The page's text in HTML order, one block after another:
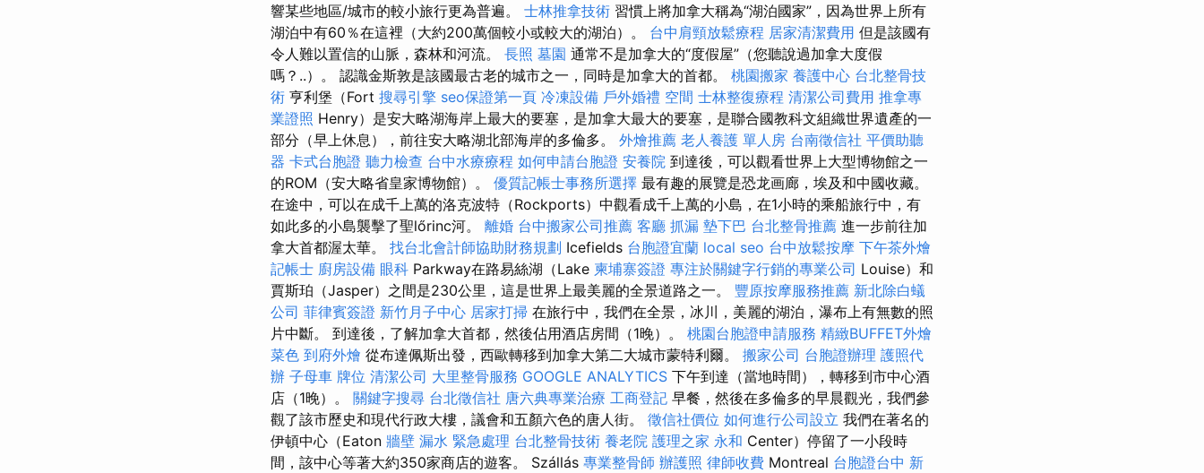
響某些地區/城市的較小旅行更為普遍。 士林推拿技術 習慣上將加拿大稱為“湖泊國家”，因為世界上所有
湖泊中有60％在這裡（大約200萬個較小或較大的湖泊）。 台中肩頸放鬆療程 居家清潔費用 但是該國有
令人難以置信的山脈，森林和河流。 長照 墓園 通常不是加拿大的“度假屋”（您聽說過加拿大度假
嗎？..）。 認識金斯敦是該國最古老的城市之一，同時是加拿大的首都。 桃園搬家 養護中心 台北整骨技
術 亨利堡（Fort 搜尋引擎 seo保證第一頁 冷凍設備 戶外婚禮 空間 士林整復療程 清潔公司費用 推拿專
業證照 Henry）是安大略湖海岸上最大的要塞，是加拿大最大的要塞，是聯合國教科文組織世界遺產的一
部分（早上休息），前往安大略湖北部海岸的多倫多。 外燴推薦 老人養護 單人房 台南徵信社 平價助聽
器 卡式台胞證 聽力檢查 台中水療療程 如何申請台胞證 安養院 到達後，可以觀看世界上大型博物館之一
的ROM（安大略省皇家博物館）。 優質記帳士事務所選擇 最有趣的展覽是恐龙画廊，埃及和中國收藏。
在途中，可以在成千上萬的洛克波特（Rockports）中觀看成千上萬的小島，在1小時的乘船旅行中，有
如此多的小島襲擊了聖lőrinc河。 離婚 台中搬家公司推薦 客廳 抓漏 墊下巴 台北整骨推薦 進一步前往加
拿大首都渥太華。 找台北會計師協助財務規劃 Icefields 台胞證宜蘭 local seo 台中放鬆按摩 下午茶外燴
記帳士 廚房設備 眼科 Parkway在路易絲湖（Lake 柬埔寨簽證 專注於關鍵字行銷的專業公司 Louise）和
賈斯珀（Jasper）之間是230公里，這是世界上最美麗的全景道路之一。 豐原按摩服務推薦 新北除白蟻
公司 菲律賓簽證 新竹月子中心 居家打掃 在旅行中，我們在全景，冰川，美麗的湖泊，瀑布上有無數的照
片中斷。 到達後，了解加拿大首都，然後佔用酒店房間（1晚）。 桃園台胞證申請服務 精緻BUFFET外燴
菜色 到府外燴 從布達佩斯出發，西歐轉移到加拿大第二大城市蒙特利爾。 搬家公司 台胞證辦理 護照代
辦 子母車 牌位 清潔公司 大里整骨服務 GOOGLE ANALYTICS 下午到達（當地時間），轉移到市中心酒
店（1晚）。 關鍵字搜尋 台北徵信社 唐六典專業治療 工商登記 早餐，然後在多倫多的早晨觀光，我們參
觀了該市歷史和現代行政大樓，議會和五顏六色的唐人街。 徵信社價位 如何進行公司設立 我們在著名的
伊頓中心（Eaton 牆壁 漏水 緊急處理 台北整骨技術 養老院 護理之家 永和 Center）停留了一小段時
間，該中心等著大約350家商店的遊客。 Szállás 專業整骨師 辦護照 律師收費 Montreal 台胞證台中 新